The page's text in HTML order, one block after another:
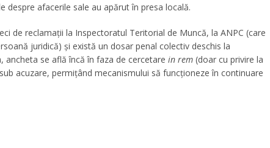
despre afacerile sale au apărut în presa locală.
de reclamații la Inspectoratul Teritorial de Muncă, la ANPC (care
juridică) și există un dosar penal colectiv deschis la
ancheta se află încă în faza de cercetare in rem (doar cu privire la
acuzare, permițând mecanismului să funcționeze în continuare